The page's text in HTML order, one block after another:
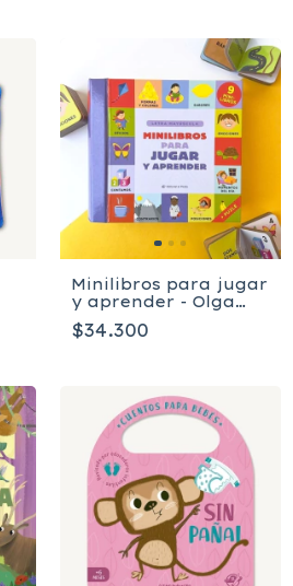
Minilibros para jugar
y aprender - Olga
Utkina
$34.300